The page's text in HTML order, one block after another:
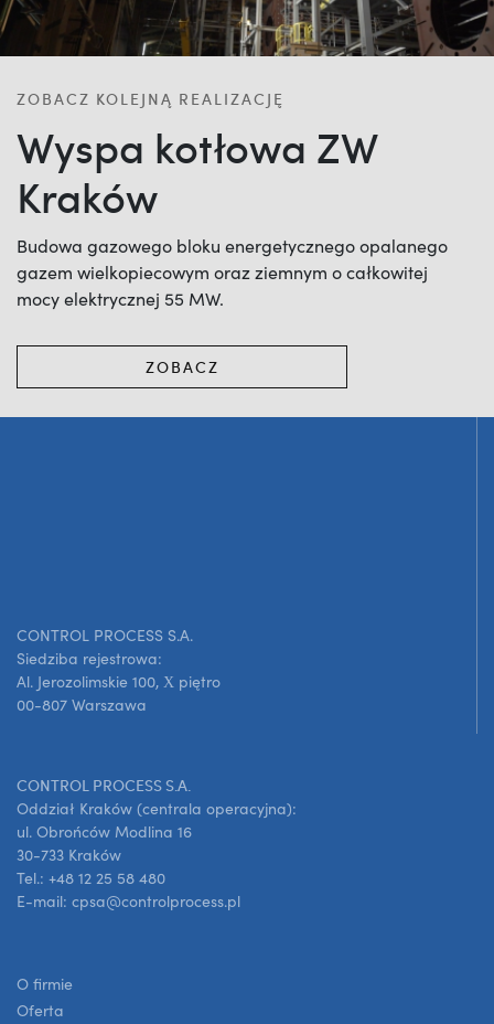
ZOBACZ KOLEJNĄ REALIZACJĘ
Wyspa kotłowa ZW
Kraków
Budowa gazowego bloku energetycznego opalanego
gazem wielkopiecowym oraz ziemnym o całkowitej
mocy elektrycznej 55 MW.
ZOBACZ
CONTROL PROCESS S.A.
Siedziba rejestrowa:
Al. Jerozolimskie 100, X piętro
00-807 Warszawa
CONTROL PROCESS S.A.
Oddział Kraków (centrala operacyjna):
ul. Obrońców Modlina 16
30-733 Kraków
Tel.: +48 12 25 58 480
E-mail: cpsa@controlprocess.pl
O firmie
Oferta